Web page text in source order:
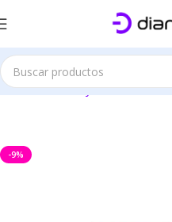
Inicio Celulares y Accesorios
-9%
Este sitio es solo demostrativo